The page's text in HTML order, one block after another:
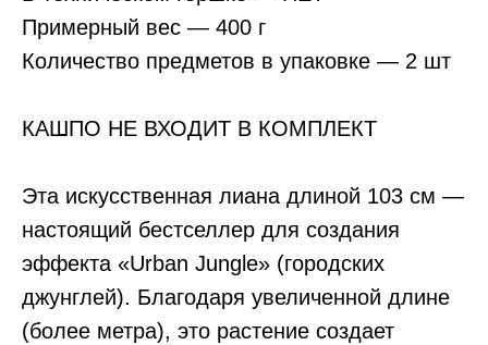
Примерный вес — 400 г
Количество предметов в упаковке — 2 шт
КАШПО НЕ ВХОДИТ В КОМПЛЕКТ
Эта искусственная лиана длиной 103 см —
настоящий бестселлер для создания
эффекта «Urban Jungle» (городских
джунглей). Благодаря увеличенной длине
(более метра), это растение создает